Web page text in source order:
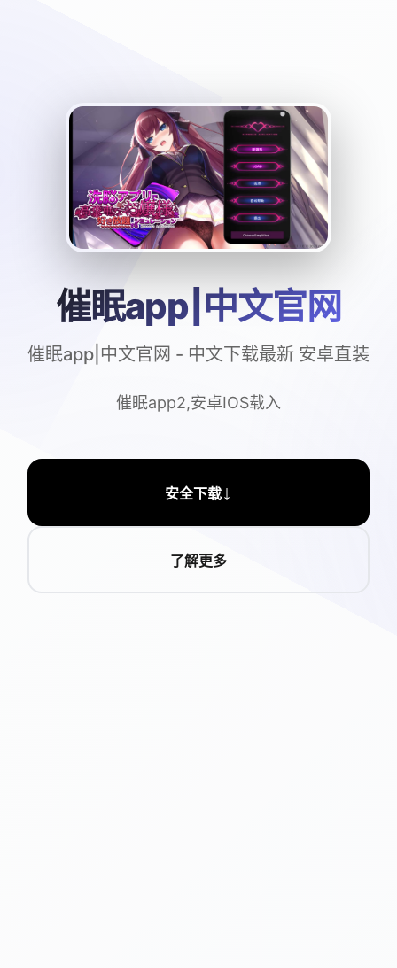
催眠app|中文官网
催眠app|中文官网 - 中文下载最新 安卓直装
催眠app2,安卓IOS载入
安全下载↓
了解更多